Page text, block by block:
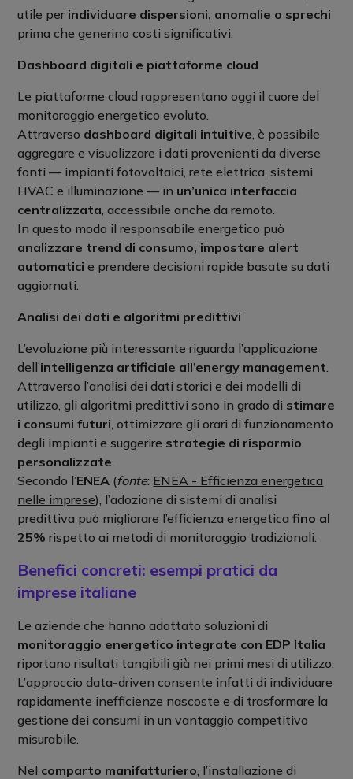
utile per individuare dispersioni, anomalie o sprechi
prima che generino costi significativi.
Dashboard digitali e piattaforme cloud
Le piattaforme cloud rappresentano oggi il cuore del
monitoraggio energetico evoluto.
Attraverso dashboard digitali intuitive, è possibile
aggregare e visualizzare i dati provenienti da diverse
fonti — impianti fotovoltaici, rete elettrica, sistemi
HVAC e illuminazione — in un’unica interfaccia
centralizzata, accessibile anche da remoto.
In questo modo il responsabile energetico può
analizzare trend di consumo, impostare alert
automatici e prendere decisioni rapide basate su dati
aggiornati.
Analisi dei dati e algoritmi predittivi
L’evoluzione più interessante riguarda l’applicazione
dell’intelligenza artificiale all’energy management.
Attraverso l’analisi dei dati storici e dei modelli di
utilizzo, gli algoritmi predittivi sono in grado di stimare
i consumi futuri, ottimizzare gli orari di funzionamento
degli impianti e suggerire strategie di risparmio
personalizzate.
Secondo l’ENEA (fonte: ENEA - Efficienza energetica
nelle imprese), l’adozione di sistemi di analisi
predittiva può migliorare l’efficienza energeticafino al
25% rispetto ai metodi di monitoraggio tradizionali.
Benefici concreti: esempi pratici da
imprese italiane
Le aziende che hanno adottato soluzioni di
monitoraggio energetico integrate con EDP Italia
riportano risultati tangibili già nei primi mesi di utilizzo.
L’approccio data-driven consente infatti di individuare
rapidamente inefficienze nascoste e di trasformare la
gestione dei consumi in un vantaggio competitivo
misurabile.
Nel comparto manifatturiero, l’installazione di